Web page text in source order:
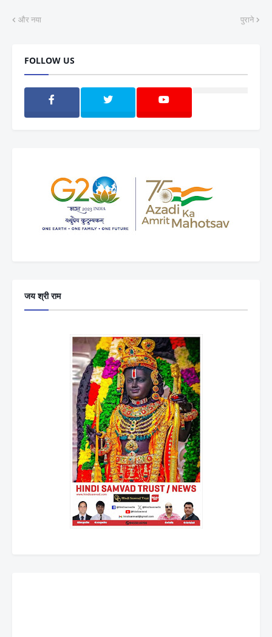
और नया पुराने
FOLLOW US
जय श्री राम